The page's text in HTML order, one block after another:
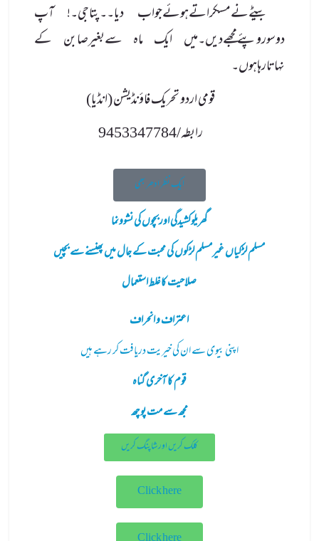
بیٹےنےمسکراتےہوئےجواب دیا۔۔پتاجی۔! آپ
دوسوروپئےمجھےدیں۔میں ایک ماہ سےبغیرصابن کے
نہاتارہاہوں۔
قومی اردو تحریک فاؤنڈیشن (انڈیا)
رابطہ/9453347784
ایک نظر ادھر بھی
گھریلوکشیدگی اوربچوں کی نشوونما
مسلم لڑکیاں غیرمسلم لڑکوں کی محبت کے جال میں پھنسنے سے بچیں
صلاحیت کا غلط استعمال
اعتراف و انحراف
اپنی بیوی سے ان کی خیریت دریافت کر رہے ہیں
قوم کا آخریگناہ
مجھ سے مت پوچھ
کلک کریں اور شاپنگ کریں
Click here